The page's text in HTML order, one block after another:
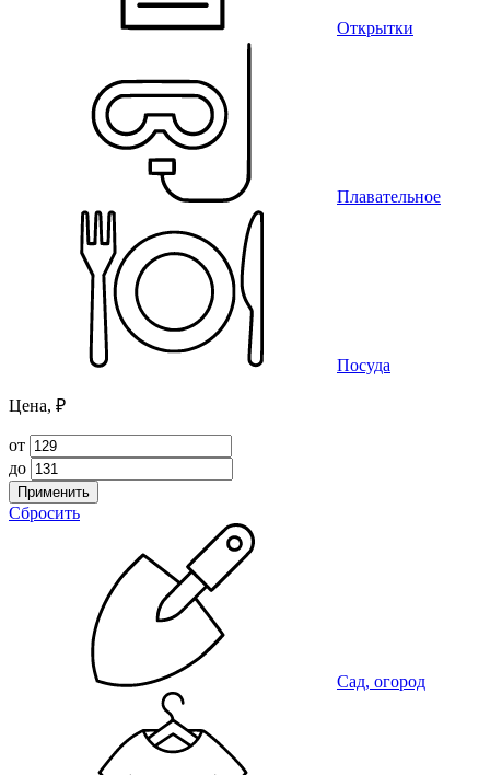
Открытки
Плавательное
Посуда
Цена, ₽
от
до
Применить
Сбросить
Сад, огород